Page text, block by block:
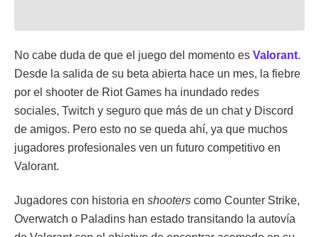
No cabe duda de que el juego del momento es Valorant.
Desde la salida de su beta abierta hace un mes, la fiebre
por el shooter de Riot Games ha inundado redes
sociales, Twitch y seguro que más de un chat y Discord
de amigos. Pero esto no se queda ahí, ya que muchos
jugadores profesionales ven un futuro competitivo en
Valorant.
Jugadores con historia en shooters como Counter Strike,
Overwatch o Paladins han estado transitando la autovía